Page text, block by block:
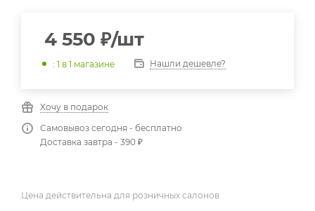
4 550 ₽/шт
: 1 в 1 магазине Нашли дешевле?
Хочу в подарок
Самовывоз сегодня - бесплатно
Доставка завтра - 390 ₽
Цена действительна для розничных салонов